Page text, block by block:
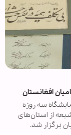
افغانستان
سه روزه
بیش از ۵۰ هنرمند شیعه از استان‌های
برگزار شد.